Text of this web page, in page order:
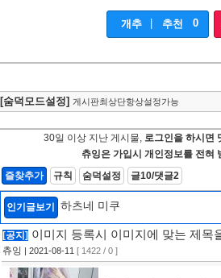
개추 추천 0
[숨덕모드설정] 게시판최상단항상설정가능
30일 이상 지난 게시물, 로그인을 하시면
츄잉은 가입시 개인정보를 전혀
즐찾추가
규칙 숨덕설정 글10/댓글2
인기글보기 하츠네 미쿠
[공지] 이미지 등록시 이미지에 맞는 제목
츄잉 | 2021-08-11 [ 1422 / 0 ]